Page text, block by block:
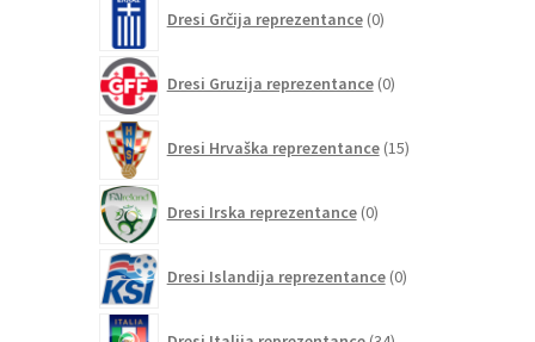
Dresi Grčija reprezentance 0izdelkov
Dresi Gruzija reprezentance 0izdelkov
Dresi Hrvaška reprezentance 15izdelkov
Dresi Irska reprezentance 0izdelkov
Dresi Islandija reprezentance 0izdelkov